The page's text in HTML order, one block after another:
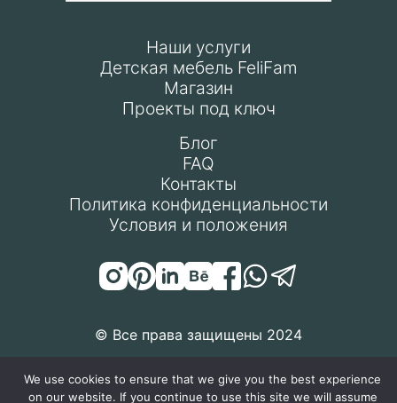
Наши услуги
Детская мебель FeliFam
Магазин
Проекты под ключ
Блог
FAQ
Контакты
Политика конфиденциальности
Условия и положения
© Все права защищены 2024
We use cookies to ensure that we give you the best experience
on our website. If you continue to use this site we will assume